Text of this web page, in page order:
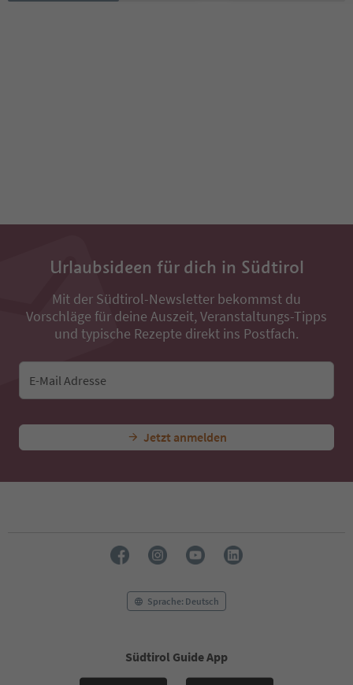
Urlaubsideen für dich in Südtirol
Mit der Südtirol-Newsletter bekommst du
Vorschläge für deine Auszeit, Veranstaltungs-Tipps
und typische Rezepte direkt ins Postfach.
E-Mail Adresse
Jetzt anmelden
Sprache: Deutsch
Südtirol Guide App